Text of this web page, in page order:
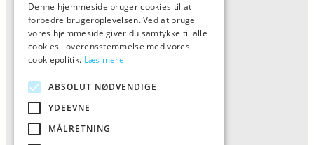
Kontakt
Oversigt artikler
Kiinkiintoktok
Tlf: 7876 8672
Mail:
Denne hjemmeside bruger cookies til at
forbedre brugeroplevelsen. Ved at bruge
vores hjemmeside giver du samtykke til alle
cookies i overensstemmelse med vores
cookiepolitik. Læs mere
ABSOLUT NØDVENDIGE
YDEEVNE
MÅLRETNING